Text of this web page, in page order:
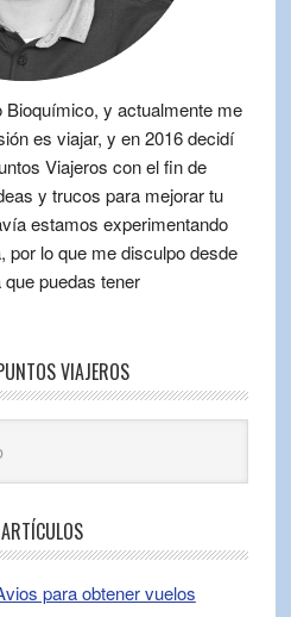
y actualmente me
es viajar, y en 2016 decidí
Viajeros con el fin de
y trucos para mejorar tu
estamos experimentando
por lo que me disculpo desde
puedas tener
VIAJEROS
para obtener vuelos